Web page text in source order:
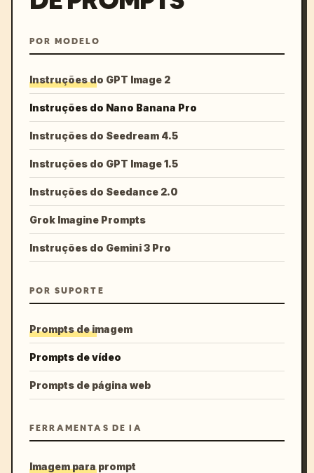
POR MODELO
Instruções do GPT Image 2
Instruções do Nano Banana Pro
Instruções do Seedream 4.5
Instruções do GPT Image 1.5
Instruções do Seedance 2.0
Grok Imagine Prompts
Instruções do Gemini 3 Pro
POR SUPORTE
Prompts de imagem
Prompts de vídeo
Prompts de página web
FERRAMENTAS DE IA
Imagem para prompt